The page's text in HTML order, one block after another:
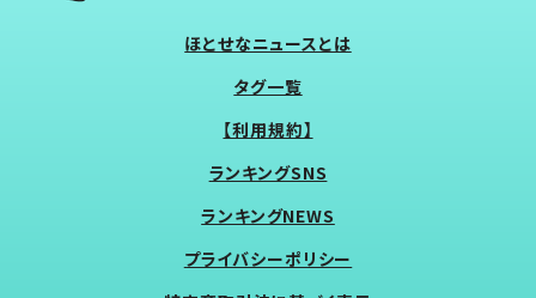
ほとせなニュースとは
タグ一覧
【利用規約】
ランキングSNS
ランキングNEWS
プライバシーポリシー